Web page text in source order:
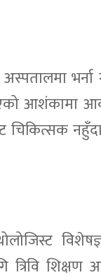
अस्पतालमा
आशंकामा
चिकित्सक
त्रिवि